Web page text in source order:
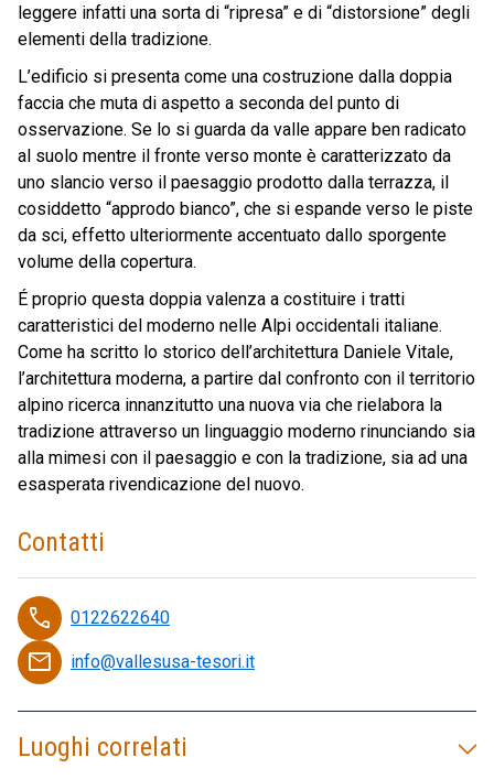
leggere infatti una sorta di “ripresa” e di “distorsione” degli
elementi della tradizione.
L’edificio si presenta come una costruzione dalla doppia
faccia che muta di aspetto a seconda del punto di
osservazione. Se lo si guarda da valle appare ben radicato
al suolo mentre il fronte verso monte è caratterizzato da
uno slancio verso il paesaggio prodotto dalla terrazza, il
cosiddetto “approdo bianco”, che si espande verso le piste
da sci, effetto ulteriormente accentuato dallo sporgente
volume della copertura.
É proprio questa doppia valenza a costituire i tratti
caratteristici del moderno nelle Alpi occidentali italiane.
Come ha scritto lo storico dell’architettura Daniele Vitale,
l’architettura moderna, a partire dal confronto con il territorio
alpino ricerca innanzitutto una nuova via che rielabora la
tradizione attraverso un linguaggio moderno rinunciando sia
alla mimesi con il paesaggio e con la tradizione, sia ad una
esasperata rivendicazione del nuovo.
Contatti
phone 0122622640
email info@vallesusa-tesori.it
Luoghi correlati